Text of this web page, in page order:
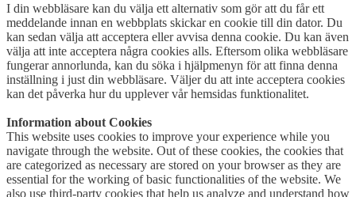
I din webbläsare kan du välja ett alternativ som gör att du får ett
meddelande innan en webbplats skickar en cookie till din dator. Du
kan sedan välja att acceptera eller avvisa denna cookie. Du kan även
välja att inte acceptera några cookies alls. Eftersom olika webbläsare
fungerar annorlunda, kan du söka i hjälpmenyn för att finna denna
inställning i just din webbläsare. Väljer du att inte acceptera cookies
kan det påverka hur du upplever vår hemsidas funktionalitet.
Information about Cookies
This website uses cookies to improve your experience while you
navigate through the website. Out of these cookies, the cookies that
are categorized as necessary are stored on your browser as they are
essential for the working of basic functionalities of the website. We
also use third-party cookies that help us analyze and understand how